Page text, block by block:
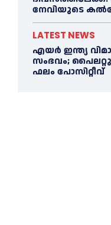
നേവിയുടെ
LATEST NEWS
എയര്‍ ഇന്ത്യ
സംഭവം;
ഫലം പോസിറ്റീവ്